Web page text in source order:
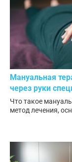
Мануальная
через руки
Что такое
метод лечения,